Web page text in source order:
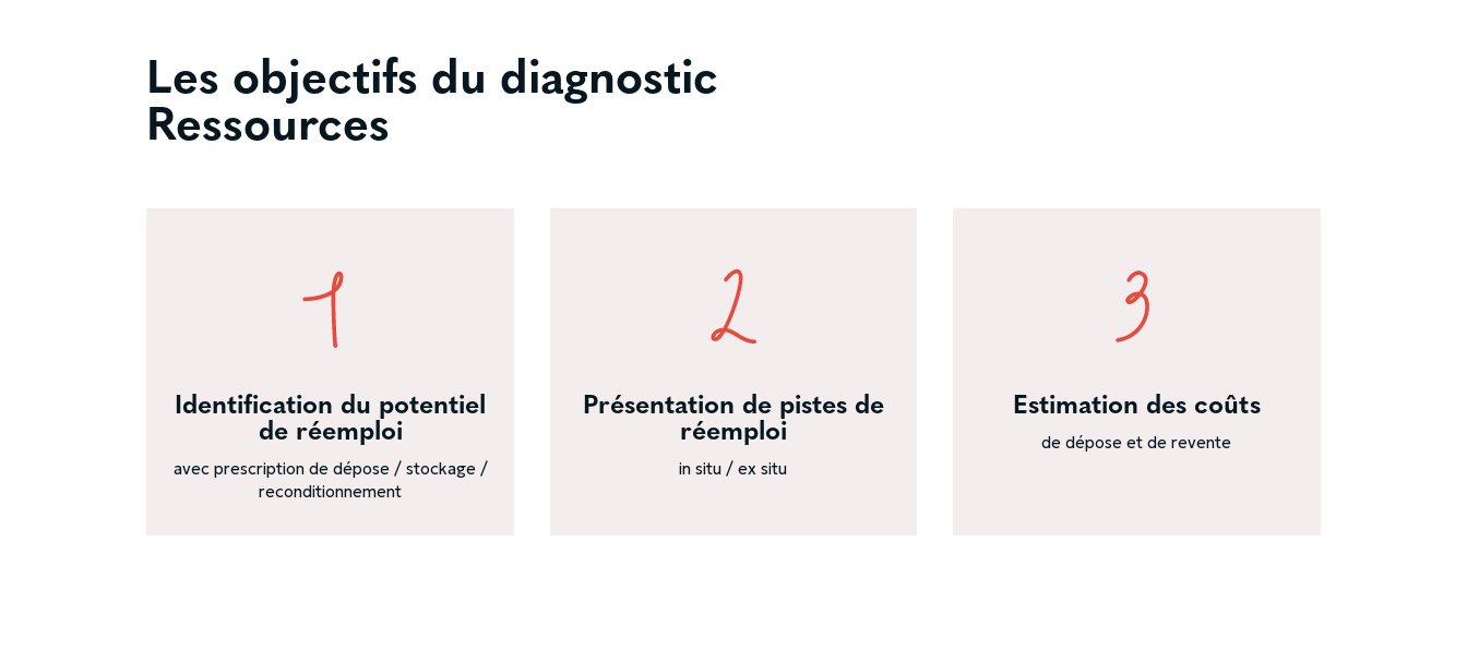
Les objectifs du diagnostic
Ressources
Identification du potentiel
de réemploi
avec prescription de dépose / stockage /
reconditionnement
Présentation de pistes de
réemploi
in situ / ex situ
Estimation des coûts
de dépose et de revente